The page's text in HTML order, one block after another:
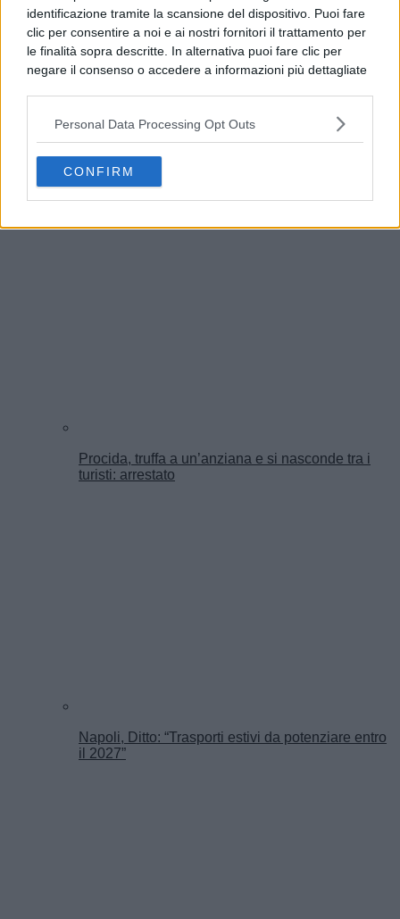
identificazione tramite la scansione del dispositivo. Puoi fare
clic per consentire a noi e ai nostri fornitori il trattamento per
le finalità sopra descritte. In alternativa puoi fare clic per
negare il consenso o accedere a informazioni più dettagliate
possono non richiedere il tuo consenso, ma hai il diritto di
opporti a tale trattamento. Le tue preferenze si
preferenze in qualsiasi momento ritornando su questo sito o
consultando la nostrainformativa sulla riservatezza.
Personal Data Processing Opt Outs
CONFIRM
Qualiano, rifiuti e materiale edile in periferia:
Procida, truffa a un’anziana e si nasconde tra i
turisti: arrestato
Napoli, Ditto: “Trasporti estivi da potenziare entro
il 2027”